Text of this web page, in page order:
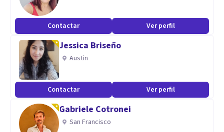
Contactar Ver perfil
Jessica Briseño
Austin
Contactar Ver perfil
Gabriele Cotronei
San Francisco